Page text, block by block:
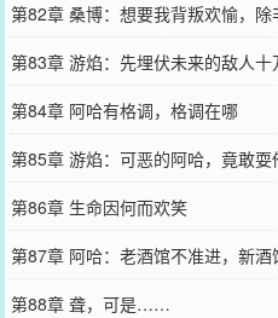
第82章 桑博：想要我背叛欢愉，除
第83章 游焰：先埋伏未来的敌人十
第84章 阿哈有格调，格调在哪
第85章 游焰：可恶的阿哈，竟敢耍
第86章 生命因何而欢笑
第87章 阿哈：老酒馆不准进，新
第88章 聋，可是……